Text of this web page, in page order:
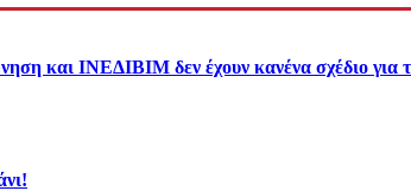
και ΙΝΕΔΙΒΙΜ δεν έχουν κανένα σχέδιο για